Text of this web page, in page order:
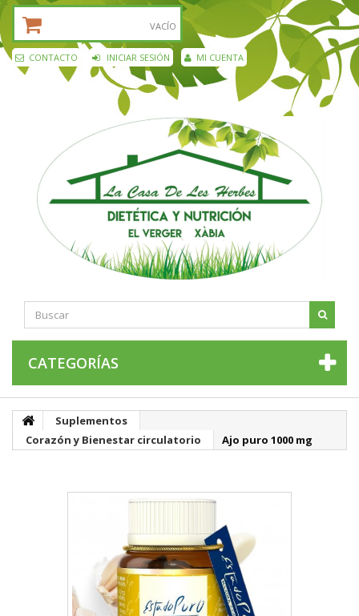
VACÍO
CONTACTO INICIAR SESIÓN MI CUENTA
CATEGORÍAS
Suplementos
Corazón y Bienestar circulatorio
Ajo puro 1000 mg